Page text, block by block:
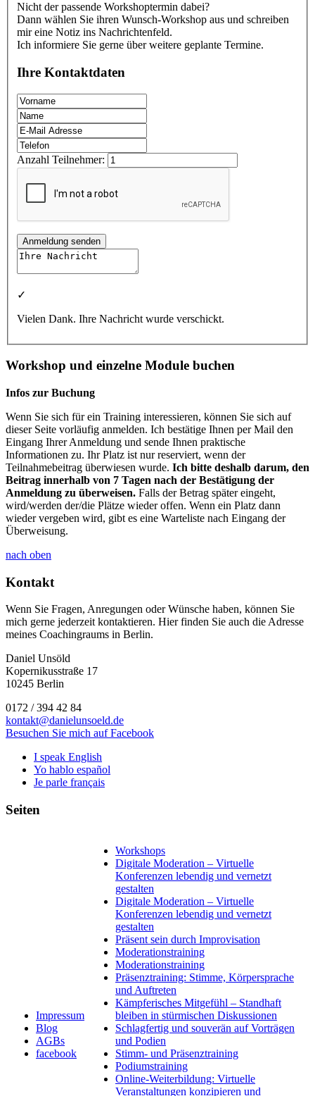
Nicht der passende Workshoptermin dabei?
Dann wählen Sie ihren Wunsch-Workshop aus und schreiben
mir eine Notiz ins Nachrichtenfeld.
Ich informiere Sie gerne über weitere geplante Termine.
Ihre Kontaktdaten
Anzahl Teilnehmer:
Anmeldung senden
✓
Vielen Dank. Ihre Nachricht wurde verschickt.
Workshop und einzelne Module buchen
Infos zur Buchung
Wenn Sie sich für ein Training interessieren, können Sie sich auf
dieser Seite vorläufig anmelden. Ich bestätige Ihnen per Mail den
Eingang Ihrer Anmeldung und sende Ihnen praktische
Informationen zu. Ihr Platz ist nur reserviert, wenn der
Teilnahmebeitrag überwiesen wurde. Ich bitte deshalb darum, den
Beitrag innerhalb von 7 Tagen nach der Bestätigung der
Anmeldung zu überweisen. Falls der Betrag später eingeht,
wird/werden der/die Plätze wieder offen. Wenn ein Platz dann
wieder vergeben wird, gibt es eine Warteliste nach Eingang der
Überweisung.
nach oben
Kontakt
Wenn Sie Fragen, Anregungen oder Wünsche haben, können Sie
mich gerne jederzeit kontaktieren. Hier finden Sie auch die Adresse
meines Coachingraums in Berlin.
Daniel Unsöld
Kopernikusstraße 17
10245 Berlin
0172 / 394 42 84
kontakt@danielunsoeld.de
Besuchen Sie mich auf Facebook
I speak English
Yo hablo español
Je parle français
Seiten
Impressum
Blog
AGBs
facebook
Workshops
Digitale Moderation – Virtuelle
Konferenzen lebendig und vernetzt
gestalten
Digitale Moderation – Virtuelle
Konferenzen lebendig und vernetzt
gestalten
Präsent sein durch Improvisation
Moderationstraining
Moderationstraining
Präsenztraining: Stimme, Körpersprache
und Auftreten
Kämpferisches Mitgefühl – Standhaft
bleiben in stürmischen Diskussionen
Schlagfertig und souverän auf Vorträgen
und Podien
Stimm- und Präsenztraining
Podiumstraining
Online-Weiterbildung: Virtuelle
Veranstaltungen konzipieren und